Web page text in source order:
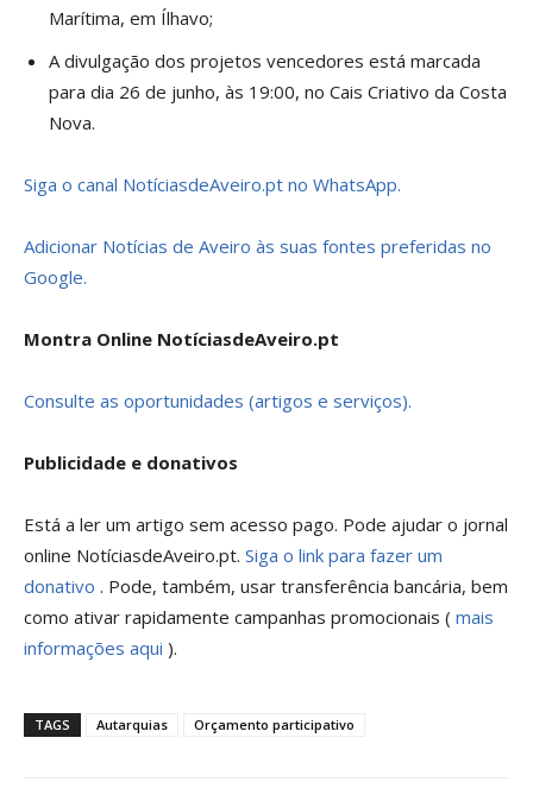
Marítima, em Ílhavo;
A divulgação dos projetos vencedores está marcada
para dia 26 de junho, às 19:00, no Cais Criativo da Costa
Nova.
Siga o canal NotíciasdeAveiro.pt no WhatsApp.
Adicionar Notícias de Aveiro às suas fontes preferidas no
Google.
Montra Online NotíciasdeAveiro.pt
Consulte as oportunidades (artigos e serviços).
Publicidade e donativos
Está a ler um artigo sem acesso pago. Pode ajudar o jornal
online NotíciasdeAveiro.pt. Siga o link para fazer um
donativo . Pode, também, usar transferência bancária, bem
como ativar rapidamente campanhas promocionais ( mais
informações aqui ).
TAGS Autarquias Orçamento participativo